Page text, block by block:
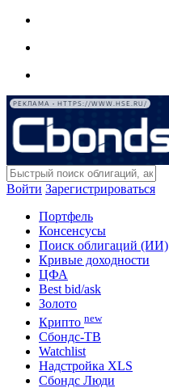
РЕКЛАМА • HTTPS://WWW.HSE.RU/
Войти Зарегистрироваться
Портфель
Консенсусы
Поиск облигаций (ИИ)
Кривые доходности
ЦФА
Best bid/ask
Золото
Крипто new
Сбондс-ТВ
Watchlist
Надстройка XLS
Сбондс Люди